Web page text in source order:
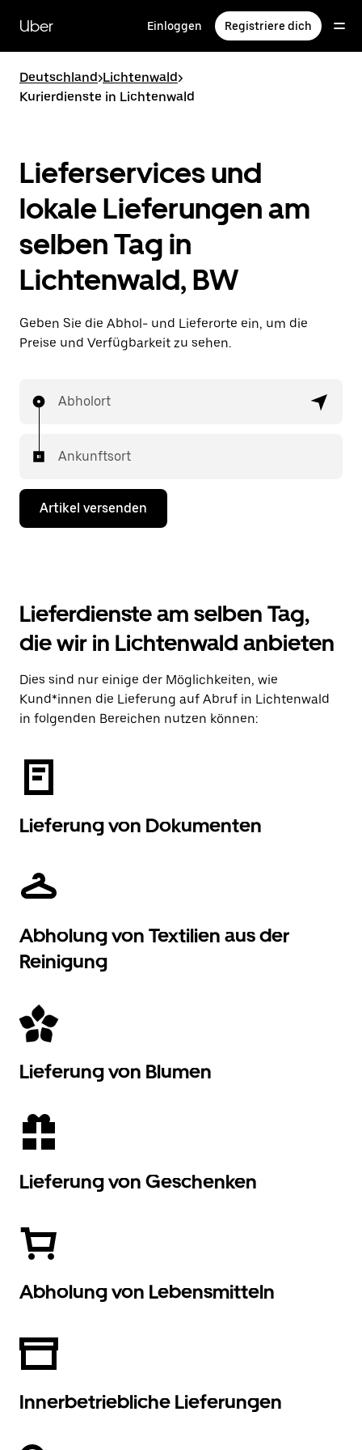
zum
Hauptinhalt
Uber Einloggen Registriere dich
Deutschland>Lichtenwald>
Kurierdienste in Lichtenwald
Lieferservices und
lokale Lieferungen am
selben Tag in
Lichtenwald, BW
Geben Sie die Abhol- und Lieferorte ein, um die
Preise und Verfügbarkeit zu sehen.
Abholort
Ankunftsort
Artikel versenden
Lieferdienste am selben Tag,
die wir in Lichtenwald anbieten
Dies sind nur einige der Möglichkeiten, wie
Kund*innen die Lieferung auf Abruf in Lichtenwald
in folgenden Bereichen nutzen können:
Lieferung von Dokumenten
Abholung von Textilien aus der
Reinigung
Lieferung von Blumen
Lieferung von Geschenken
Abholung von Lebensmitteln
Innerbetriebliche Lieferungen